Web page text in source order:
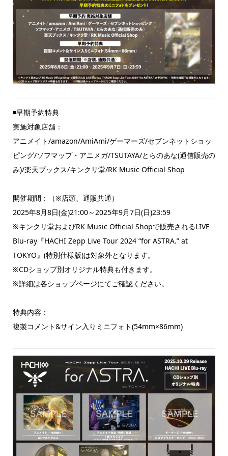
◾️早期予約特典
実施対象店舗：
アニメイト/amazon/AmiAmi/ゲーマーズ/セブンネットショッ
ピング/ソフマップ・アニメガ/TSUTAYA/とらのあな(通信販売の
み)/楽天ブックス/キンクリ堂/RK Music Official Shop
開催期間：（※店頭、通販共通）
2025年8月8日(金)21:00～2025年9月7日(日)23:59
※キンクリ堂およびRK Music Official Shopで販売されるLIVE
Blu-ray『HACHI Zepp Live Tour 2024 “for ASTRA.” at
TOKYO』(特別仕様版)は対象外となります。
※CDショップ別オリジナル特典も付きます。
※詳細は各ショップページにてご確認ください。
特典内容：
複製コメント&サイン入りミニフォト(54mm×86mm)